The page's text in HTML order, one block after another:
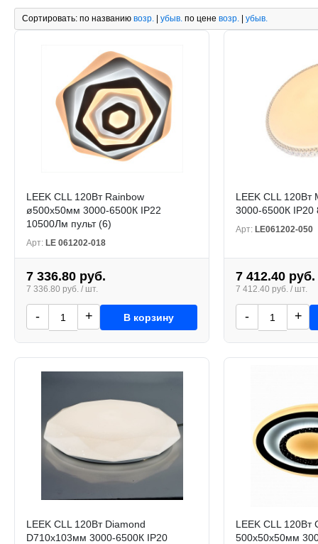
Сортировать: по названию возр. | убыв. по цене возр. | убыв.
LEEK CLL 120Вт Rainbow
ø500х50мм 3000-6500К IP22
10500Лм пульт (6)
Арт: LE 061202-018
7 336.80 руб.
7 336.80 руб. / шт.
- + В корзину
LEEK CLL
3000-6500К IP20
Арт: LE061202-050
7 412.40 руб.
7 412.40 руб. / шт.
- +
LEEK CLL 120Вт Diamond
D710х103мм 3000-6500К IP20
LEEK CLL 120Вт
500х50х50мм